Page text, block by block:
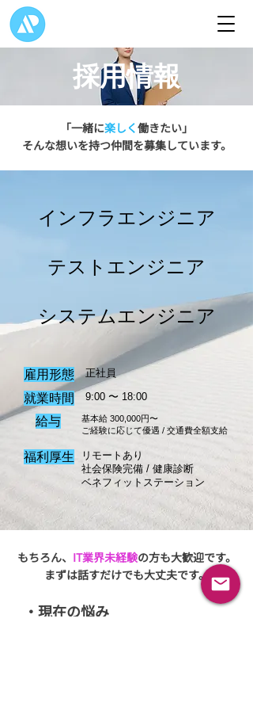
採用情報
​「一緒に楽しく働きたい」
​そんな想いを持つ仲間を募集しています。
インフラエンジニア
テストエンジニア
システムエンジニア
雇用形態 正社員
​就業時間 9:00 〜 18:00
​給与
基本給 300,000円〜
​ご経験に応じて優遇 / 交通費全額支給
福利厚生
リモートあり
社会保険完備 / 健康診断
​ベネフィットステーション
​もちろん、 IT業界未経験の方も大歓迎です。
まずは話すだけでも大丈夫です。
・現在の悩み